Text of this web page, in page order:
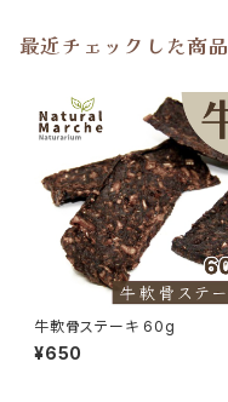
最近チェックした商品
牛軟骨ステーキ 60g
¥650